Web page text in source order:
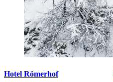
Hotel Römerhof